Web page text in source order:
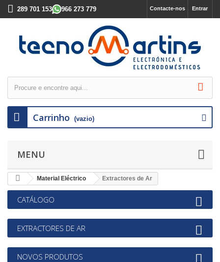
Entrar
Contacte-nos
289 701 153 966 273 779
Carrinho (vazio)
MENU
Material Eléctrico Extractores de Ar
CATÁLOGO
EXTRACTORES DE AR
NOVOS PRODUTOS